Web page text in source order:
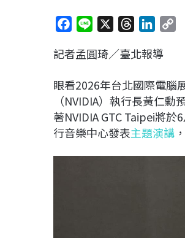
c
b
o
o
k
n
r
a
d
s
n
e
d
I
n
L
i
n
k
記者孟圓琦／臺北報導
眼看2026年台北國際電腦
（NVIDIA）執行長黃仁
著NVIDIA GTC Taipei將
行音樂中心發表主題演講